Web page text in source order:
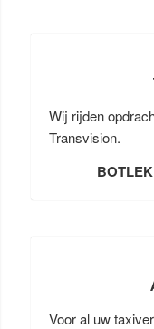
Wij rijden
Transvision.
Voor al uw